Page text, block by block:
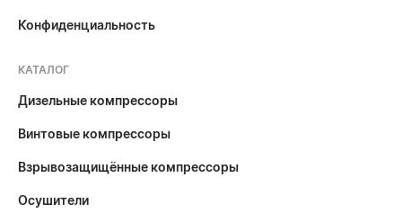
Конфиденциальность
КАТАЛОГ
Дизельные компрессоры
Винтовые компрессоры
Взрывозащищённые компрессоры
Осушители